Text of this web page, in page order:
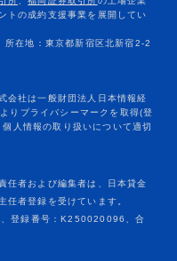
任者および編集者は、日本貸金
任者登録を受けています。
登録番号：K250020096、合